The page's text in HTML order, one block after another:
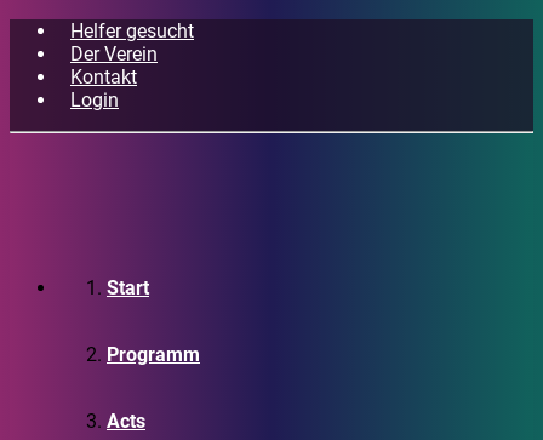
Helfer gesucht
Der Verein
Kontakt
Login
Start
Programm
Acts